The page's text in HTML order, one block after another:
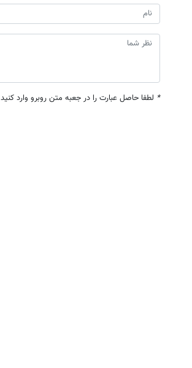
* لطفا حاصل عبارت را در جعبه متن روبرو وارد کنید